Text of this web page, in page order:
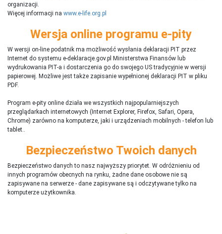
organizacji.
Więcej informacji na www.e-life.org.pl
Wersja online programu e-pity
W wersji on-line podatnik ma możliwość wysłania deklaracji PIT przez
Internet do systemu e-deklaracje.gov.pl Ministerstwa Finansów lub
wydrukowania PIT-a i dostarczenia go do swojego US tradycyjnie w wersji
papierowej. Możliwe jest także zapisanie wypełnionej deklaracji PIT w pliku
PDF.
Program e-pity online działa we wszystkich najpopularniejszych
przeglądarkach internetowych (Internet Explorer, Firefox, Safari, Opera,
Chrome) zarówno na komputerze, jaki i urządzeniach mobilnych - telefon lub
tablet..
Bezpieczeństwo Twoich danych
Bezpieczeństwo danych to nasz najwyższy priorytet. W odróżnieniu od
innych programów obecnych na rynku, żadne dane osobowe nie są
zapisywane na serwerze - dane zapisywane są i odczytywane tylko na
komputerze użytkownika.